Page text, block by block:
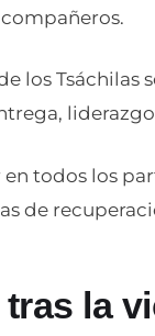
los Tsáchilas
todos los
de
la